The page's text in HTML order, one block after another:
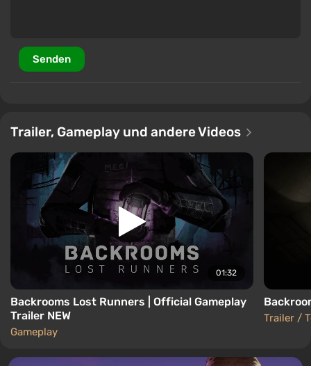
Senden
Trailer, Gameplay und andere Videos
01:32
Backrooms Lost Runners | Official Gameplay
Trailer NEW
Gameplay
Trailer /